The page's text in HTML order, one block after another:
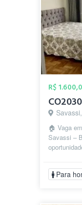
R$
🏠 Vaga
Savassi –
Savas...
Para